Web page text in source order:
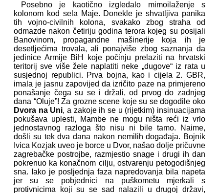
Posebno je kaotično izgledalo mimoilaženje s
kolonom kod sela Maje. Donekle je shvatljiva panika
tih vojno-civilnih kolona, svakako zbog straha od
odmazde nakon četiriju godina terora kojeg su posijali
Banovinom, propagandne mašinerije koja ih je
desetljećima trovala, ali ponajviše zbog saznanja da
jedinice Armije BiH koje počinju prelaziti na hrvatski
teritorij sve više žele naplatiti neke „dugove“ iz rata u
susjednoj republici. Prva bojna, kao i cijela 2. GBR,
imala je jasnu zapovijed da izričito paze na primjereno
ponašanje čega su se i držali, od prvog do zadnjeg
dana “Oluje”! Za grozne scene koje su se dogodile oko
Dvora na Uni, a zakoje ih se u (rijetkim) insinuacijama
pokušava uplesti, Mambe ne mogu ništa reći iz vrlo
jednostavnog razloga što nisu ni bile tamo. Naime,
došli su tek dva dana nakon nemilih događaja. Bojnik
Ivica Kozjak uveo je borce u Dvor, našao dolje pričuvne
zagrebačke postrojbe, razmjestio snage i drugi ih dan
pokrenuo ka konačnom cilju, ostvarenju petogodišnjeg
sna. Iako je posljednja faza napredovanja bila napeta
jer su se pobjednici na puškometu mjerkali s
protivnicima koji su se sad nalazili u drugoj državi,